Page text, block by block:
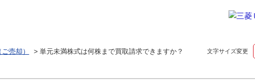
文字サイズ変更
売却） > 単元未満株式は何株まで買取請求できますか？